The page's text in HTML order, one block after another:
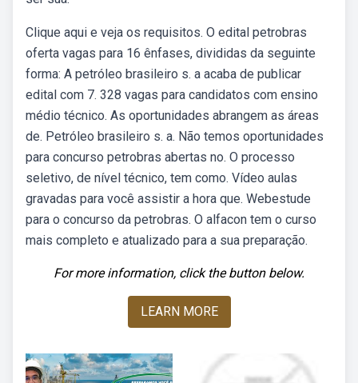
Clique aqui e veja os requisitos. O edital petrobras
oferta vagas para 16 ênfases, divididas da seguinte
forma: A petróleo brasileiro s. a acaba de publicar
edital com 7. 328 vagas para candidatos com ensino
médio técnico. As oportunidades abrangem as áreas
de. Petróleo brasileiro s. a. Não temos oportunidades
para concurso petrobras abertas no. O processo
seletivo, de nível técnico, tem como. Vídeo aulas
gravadas para você assistir a hora que. Webestude
para o concurso da petrobras. O alfacon tem o curso
mais completo e atualizado para a sua preparação.
For more information, click the button below.
LEARN MORE